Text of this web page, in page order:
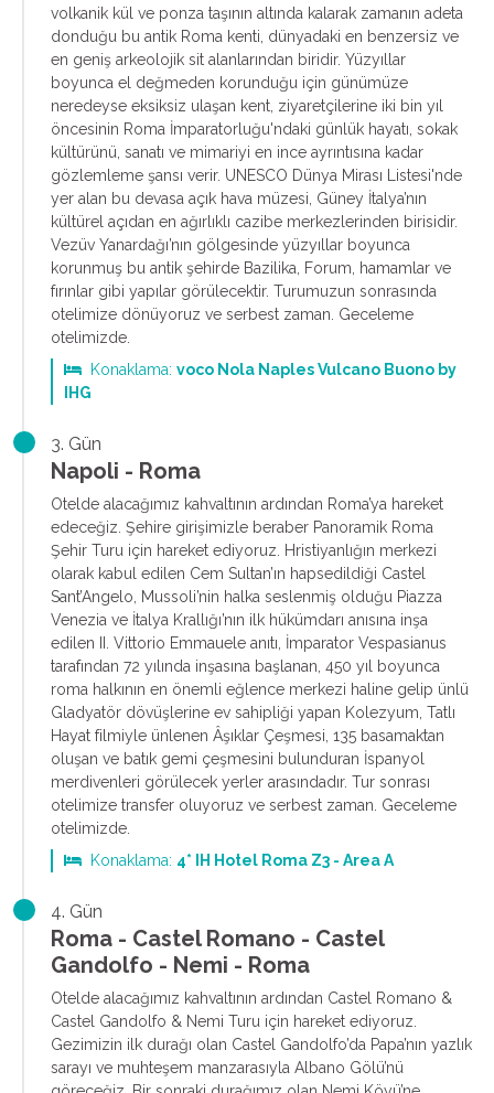
volkanik kül ve ponza taşının altında kalarak zamanın adeta
donduğu bu antik Roma kenti, dünyadaki en benzersiz ve
en geniş arkeolojik sit alanlarından biridir. Yüzyıllar
boyunca el değmeden korunduğu için günümüze
neredeyse eksiksiz ulaşan kent, ziyaretçilerine iki bin yıl
öncesinin Roma İmparatorluğu'ndaki günlük hayatı, sokak
kültürünü, sanatı ve mimariyi en ince ayrıntısına kadar
gözlemleme şansı verir. UNESCO Dünya Mirası Listesi'nde
yer alan bu devasa açık hava müzesi, Güney İtalya’nın
kültürel açıdan en ağırlıklı cazibe merkezlerinden birisidir.
Vezüv Yanardağı’nın gölgesinde yüzyıllar boyunca
korunmuş bu antik şehirde Bazilika, Forum, hamamlar ve
fırınlar gibi yapılar görülecektir. Turumuzun sonrasında
otelimize dönüyoruz ve serbest zaman. Geceleme
otelimizde.
Konaklama: voco Nola Naples Vulcano Buono by
IHG
3. Gün
Napoli - Roma
Otelde alacağımız kahvaltının ardından Roma’ya hareket
edeceğiz. Şehire girişimizle beraber Panoramik Roma
Şehir Turu için hareket ediyoruz. Hristiyanlığın merkezi
olarak kabul edilen Cem Sultan’ın hapsedildiği Castel
Sant’Angelo, Mussoli’nin halka seslenmiş olduğu Piazza
Venezia ve İtalya Krallığı’nın ilk hükümdarı anısına inşa
edilen II. Vittorio Emmauele anıtı, İmparator Vespasianus
tarafından 72 yılında inşasına başlanan, 450 yıl boyunca
roma halkının en önemli eğlence merkezi haline gelip ünlü
Gladyatör dövüşlerine ev sahipliği yapan Kolezyum, Tatlı
Hayat filmiyle ünlenen Âşıklar Çeşmesi, 135 basamaktan
oluşan ve batık gemi çeşmesini bulunduran İspanyol
merdivenleri görülecek yerler arasındadır. Tur sonrası
otelimize transfer oluyoruz ve serbest zaman. Geceleme
otelimizde.
Konaklama: 4* IH Hotel Roma Z3 - Area A
4. Gün
Roma - Castel Romano - Castel
Gandolfo - Nemi - Roma
Otelde alacağımız kahvaltının ardından Castel Romano &
Castel Gandolfo & Nemi Turu için hareket ediyoruz.
Gezimizin ilk durağı olan Castel Gandolfo’da Papa’nın yazlık
sarayı ve muhteşem manzarasıyla Albano Gölü’nü